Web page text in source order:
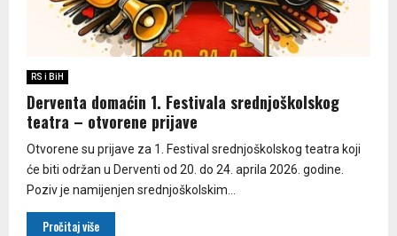
RS i BiH
Derventa domaćin 1. Festivala srednjoškolskog
teatra – otvorene prijave
Otvorene su prijave za 1. Festival srednjoškolskog teatra koji
će biti održan u Derventi od 20. do 24. aprila 2026. godine.
Poziv je namijenjen srednjoškolskim...
Pročitaj više